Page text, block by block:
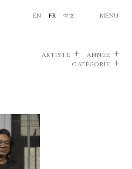
EN FR 中文 MENU
ARTISTE
ANNÉE
CATÉGORIE